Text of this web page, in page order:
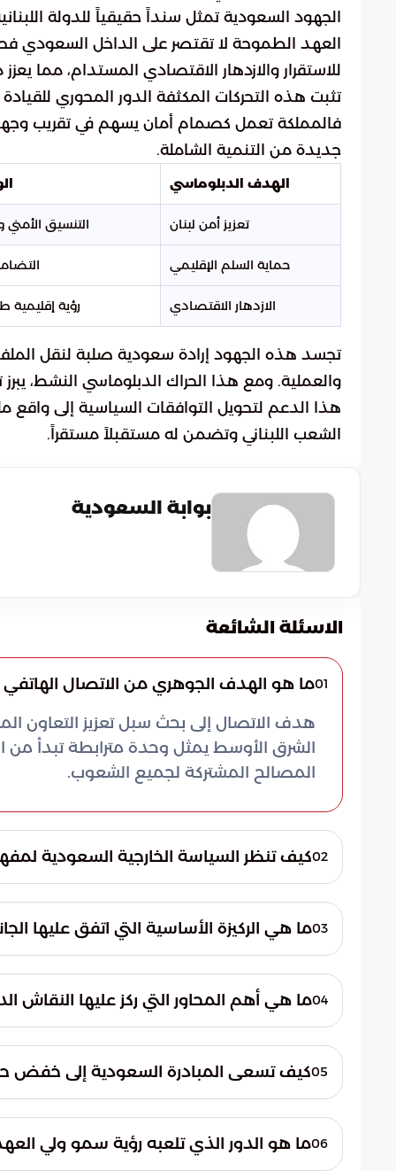
الجهود السعودية تمثل سنداً حقيقياً للدولة
العهد الطموحة لا تقتصر على الداخل السعودي
للاستقرار والازدهار الاقتصادي المستدام، مما
تثبت هذه التحركات المكثفة الدور المحوري
فالمملكة تعمل كصمام أمان يسهم في تقريب
جديدة من التنمية الشاملة.
الهدف الدبلوماسي
تعزيز أمن لبنان التنسيق
حماية السلم الإقليمي
الازدهار الاقتصادي رؤية
تجسد هذه الجهود إرادة سعودية صلبة لنقل
والعملية. ومع هذا الحراك الدبلوماسي النشط،
هذا الدعم لتحويل التوافقات السياسية إلى
الشعب اللبناني وتضمن له مستقبلاً مستقراً.
بوابة السعودية
الاسئلة الشائعة
01ما هو الهدف الجوهري من الاتصال الهاتفي
هدف الاتصال إلى بحث سبل تعزيز التعاون
الشرق الأوسط يمثل وحدة مترابطة تبدأ من
المصالح المشتركة لجميع الشعوب.
02كيف تنظر السياسة الخارجية السعودية
المنطقة لا يتجزأ، وأن حماية المكتسبات
السياسية والأمنية المختلفة.
03ما هي الركيزة الأساسية التي اتفق عليها
قادر على مواجهة التحديات. يهدف هذا التنسيق
من الانخراط في النزاعات.
04ما هي أهم المحاور التي ركز عليها النقاش
الاجتماعي. كما ركزت المباحثات على05كيف تسعى المبادرة السعودية إلى خفض
مواجهات عسكرية واسعة. وتعمل المملكة
السياسية عبر حلول دبلوماسية مبتكرة.
06ما هو الدور الذي تلعبه رؤية سمو ولي